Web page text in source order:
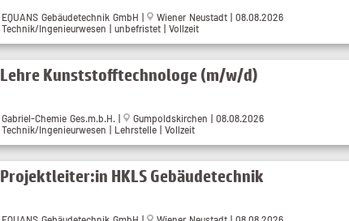
EQUANS Gebäudetechnik GmbH |
Wiener Neustadt | 08.08.2026
Technik/Ingenieurwesen | unbefristet | Vollzeit
Lehre Kunststofftechnologe (m/w/d)
Gabriel-Chemie Ges.m.b.H. |
Gumpoldskirchen | 08.08.2026
Technik/Ingenieurwesen | Lehrstelle | Vollzeit
Projektleiter:in HKLS Gebäudetechnik